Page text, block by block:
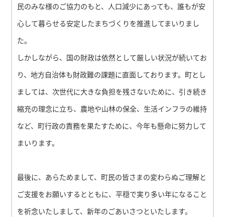
民のみな様のご協力のもと、人口減少にあっても、誰もが安
心して暮らせる安定したまちづくりを推進してまいりまし
た。
しかしながら、国の財政は依然として厳しい状況が続いてお
り、地方自治体も財政難の課題に直面しております。町とし
ましては、次世代に大きな負担を残さないために、引き続き
縮充の理念に立ち、農地や山林の保全、生活インフラの維持
など、町行政の責務を果たすために、今年も懸命に努力して
まいります。
最後に、あらためまして、町民の皆さまの変わらぬご理解と
ご支援をお願いするとともに、平穏で実り多い年になること
を祈念いたしまして、新年のごあいさつといたします。